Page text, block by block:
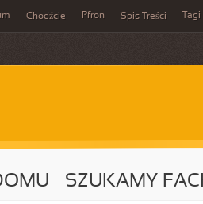
Chodźcie Pfron Spis Treści Tagi
– SZUKAMY